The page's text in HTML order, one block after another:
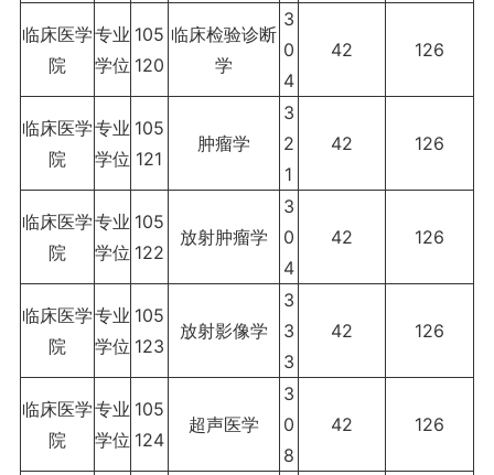
临床医学
院
专业
学位
105
120
临床检验诊断
学
3
0
4
42 126
临床医学
院
专业
学位
105
121
肿瘤学
3
2
1
42 126
临床医学
院
专业
学位
105
122
放射肿瘤学
3
0
4
42 126
临床医学
院
专业
学位
105
123
放射影像学
3
3
3
42 126
临床医学
院
专业
学位
105
124
超声医学
3
0
8
42 126